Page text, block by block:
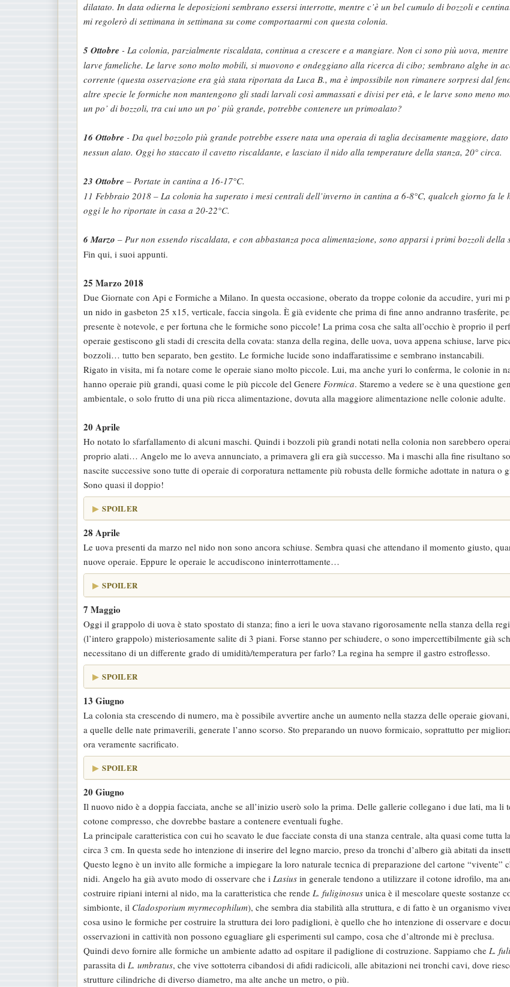
dilatato. In data odierna le deposizioni sembrano essersi interrotte, mentre c’è un bel cumulo di bozzoli e
mi regolerò di settimana in settimana su come comportaarmi con questa colonia.
5 Ottobre - La colonia, parzialmente riscaldata, continua a crescere e a mangiare. Non ci sono più uova, mentre
larve fameliche. Le larve sono molto mobili, si muovono e ondeggiano alla ricerca di cibo; sembrano alghe in
corrente (questa osservazione era già stata riportata da Luca B., ma è impossibile non rimanere sorpresi dal
altre specie le formiche non mantengono gli stadi larvali così ammassati e divisi per età, e le larve sono meno
un po’ di bozzoli, tra cui uno un po’ più grande, potrebbe contenere un primoalato?
16 Ottobre - Da quel bozzolo più grande potrebbe essere nata una operaia di taglia decisamente maggiore,
nessun alato. Oggi ho staccato il cavetto riscaldante, e lasciato il nido alla temperature della stanza, 20° circa.
23 Ottobre – Portate in cantina a 16-17°C.
11 Febbraio 2018 – La colonia ha superato i mesi centrali dell’inverno in cantina a 6-8°C, qualceh giorno fa le
oggi le ho riportate in casa a 20-22°C.
6 Marzo – Pur non essendo riscaldata, e con abbastanza poca alimentazione, sono apparsi i primi bozzoli della
Fin qui, i suoi appunti.
25 Marzo 2018
Due Giornate con Api e Formiche a Milano. In questa occasione, oberato da troppe colonie da accudire, yuri mi
un nido in gasbeton 25 x15, verticale, faccia singola. È già evidente che prima di fine anno andranno trasferite,
presente è notevole, e per fortuna che le formiche sono piccole! La prima cosa che salta all’occhio è proprio il
operaie gestiscono gli stadi di crescita della covata: stanza della regina, delle uova, uova appena schiuse, larve
bozzoli… tutto ben separato, ben gestito. Le formiche lucide sono indaffaratissime e sembrano instancabili.
Rigato in visita, mi fa notare come le operaie siano molto piccole. Lui, ma anche yuri lo conferma, le colonie in
hanno operaie più grandi, quasi come le più piccole del Genere Formica. Staremo a vedere se è una questione
ambientale, o solo frutto di una più ricca alimentazione, dovuta alla maggiore alimentazione nelle colonie adulte.
20 Aprile
Ho notato lo sfarfallamento di alcuni maschi. Quindi i bozzoli più grandi notati nella colonia non sarebbero
proprio alati… Angelo me lo aveva annunciato, a primavera gli era già successo. Ma i maschi alla fine risultano
nascite successive sono tutte di operaie di corporatura nettamente più robusta delle formiche adottate in natura o
Sono quasi il doppio!
SPOILER
28 Aprile
Le uova presenti da marzo nel nido non sono ancora schiuse. Sembra quasi che attendano il momento giusto,
nuove operaie. Eppure le operaie le accudiscono ininterrottamente…
SPOILER
7 Maggio
Oggi il grappolo di uova è stato spostato di stanza; fino a ieri le uova stavano rigorosamente nella stanza della
(l’intero grappolo) misteriosamente salite di 3 piani. Forse stanno per schiudere, o sono impercettibilmente già
necessitano di un differente grado di umidità/temperatura per farlo? La regina ha sempre il gastro estroflesso.
SPOILER
13 Giugno
La colonia sta crescendo di numero, ma è possibile avvertire anche un aumento nella stazza delle operaie
a quelle delle nate primaverili, generate l’anno scorso. Sto preparando un nuovo formicaio, soprattutto per
ora veramente sacrificato.
SPOILER
20 Giugno
Il nuovo nido è a doppia facciata, anche se all’inizio userò solo la prima. Delle gallerie collegano i due lati, ma li
cotone compresso, che dovrebbe bastare a contenere eventuali fughe.
La principale caratteristica con cui ho scavato le due facciate consta di una stanza centrale, alta quasi come tutta
circa 3 cm. In questa sede ho intenzione di inserire del legno marcio, preso da tronchi d’albero già abitati da
Questo legno è un invito alle formiche a impiegare la loro naturale tecnica di preparazione del cartone “vivente”
nidi. Angelo ha già avuto modo di osservare che i Lasius in generale tendono a utilizzare il cotone idrofilo, ma
costruire ripiani interni al nido, ma la caratteristica che rende L. fuliginosus unica è il mescolare queste sostanze
simbionte, il Cladosporium myrmecophilum), che sembra dia stabilità alla struttura, e di fatto è un organismo
cosa usino le formiche per costruire la struttura dei loro padiglioni, è quello che ho intenzione di osservare e
osservazioni in cattività non possono eguagliare gli esperimenti sul campo, cosa che d’altronde mi è preclusa.
Quindi devo fornire alle formiche un ambiente adatto ad ospitare il padiglione di costruzione. Sappiamo che L.
parassita di L. umbratus, che vive sottoterra cibandosi di afidi radicicoli, alle abitazioni nei tronchi cavi, dove
strutture cilindriche di diverso diametro, ma alte anche un metro, o più.